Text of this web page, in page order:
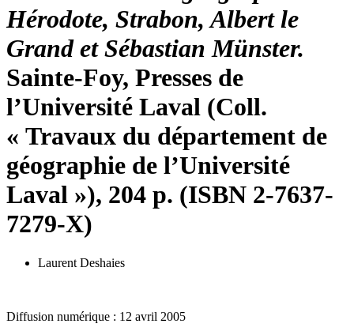
Hérodote, Strabon, Albert le
Grand et Sébastian Münster.
Sainte-Foy, Presses de
l’Université Laval (Coll.
« Travaux du département de
géographie de l’Université
Laval »), 204 p. (ISBN 2-7637-
7279-X)
Laurent Deshaies
Diffusion numérique : 12 avril 2005